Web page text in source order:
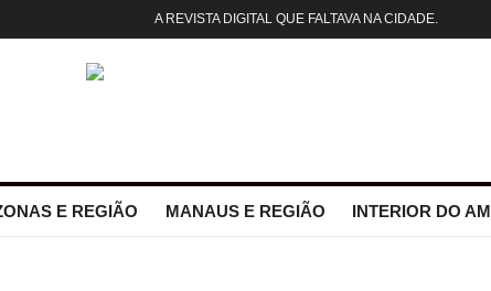
A REVISTA DIGITAL QUE FALTAVA NA CIDADE.
E REGIÃO MANAUS E REGIÃO INTERIOR DO AM